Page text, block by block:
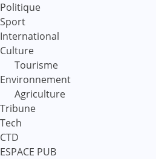
Politique
Sport
International
Culture
Tourisme
Environnement
Agriculture
Tribune
Tech
CTD
ESPACE PUB